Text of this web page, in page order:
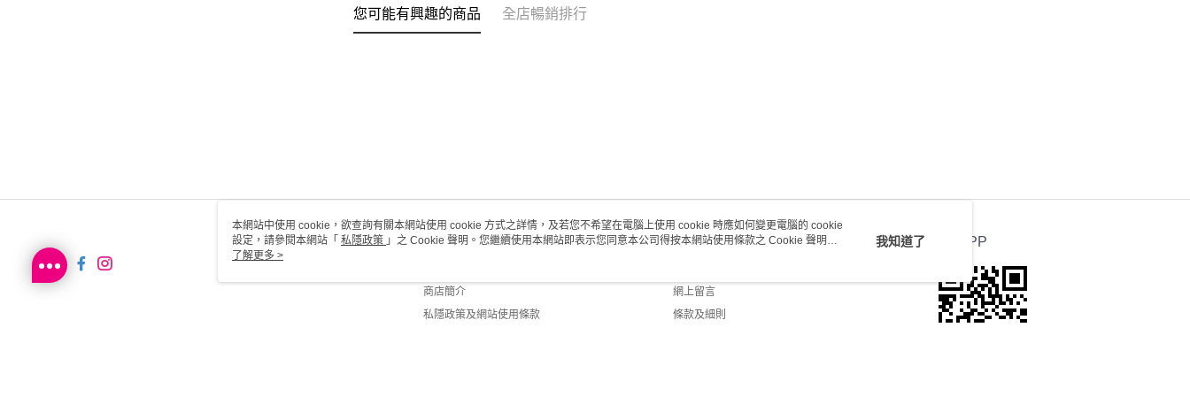
您可能有興趣的商品 全店暢銷排行
關於我們
商店簡介
私隱政策及網站使用條款
客戶服務
網上留言
條款及細則
官方APP
本網站中使用 cookie，欲查詢有關本網站使用 cookie 方式之詳情，及若您不希望在電腦上使用 cookie 時應如何變更電腦的 cookie
設定，請參閱本網站「 私隱政策 」之 Cookie 聲明。您繼續使用本網站即表示您同意本公司得按本網站使用條款之 Cookie 聲明使
用 cookie。
了解更多 >
我知道了